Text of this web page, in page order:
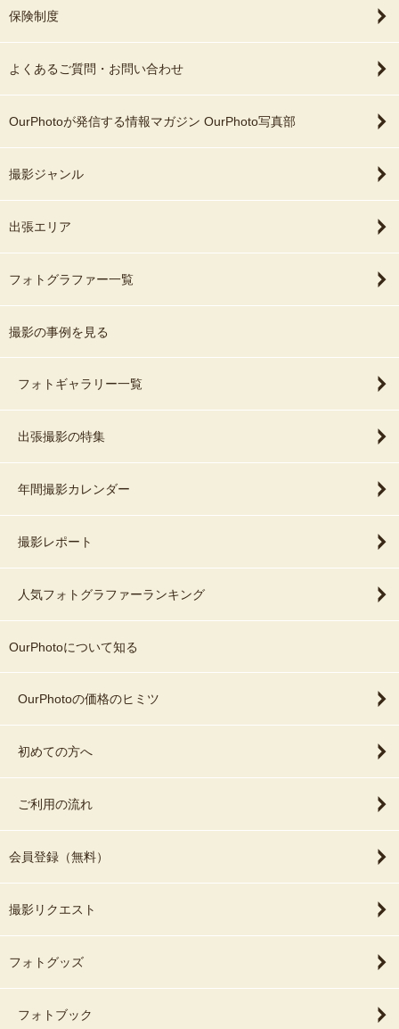
保険制度
よくあるご質問・お問い合わせ
OurPhotoが発信する情報マガジン OurPhoto写真部
撮影ジャンル
出張エリア
フォトグラファー一覧
撮影の事例を見る
フォトギャラリー一覧
出張撮影の特集
年間撮影カレンダー
撮影レポート
人気フォトグラファーランキング
OurPhotoについて知る
OurPhotoの価格のヒミツ
初めての方へ
ご利用の流れ
会員登録（無料）
撮影リクエスト
フォトグッズ
フォトブック